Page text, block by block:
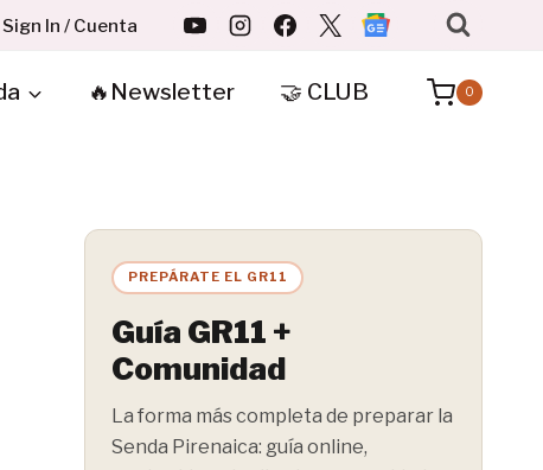
Sign In / Cuenta
🔥Newsletter 🤝 CLUB 0
PREPÁRATE EL GR11
Guía GR11 +
Comunidad
La forma más completa de preparar la
Senda Pirenaica: guía online,